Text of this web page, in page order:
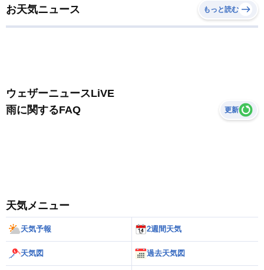
お天気ニュース もっと読む
ウェザーニュースLiVE
雨に関するFAQ
更新
天気メニュー
天気予報 2週間天気
天気図 過去天気図